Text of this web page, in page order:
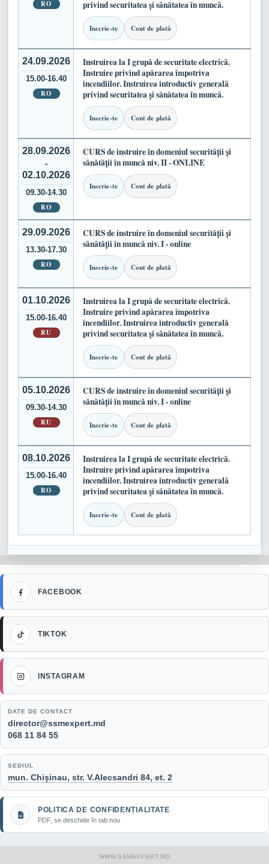
RO
privind securitatea și sănătatea în muncă.
Inscrie-te Cont de plată
24.09.2026
15.00-16.40
RO
Instruirea la I grupă de securitate electrică.
Instruire privind apărarea împotriva
incendiilor. Instruirea introductiv generală
privind securitatea și sănătatea în muncă.
Inscrie-te Cont de plată
28.09.2026
-
02.10.2026
09.30-14.30
RO
CURS de instruire în domeniul securității și
sănătății în muncă niv. II - ONLINE
Inscrie-te Cont de plată
29.09.2026
13.30-17.30
RO
CURS de instruire în domeniul securității și
sănătății în muncă niv. I - online
Inscrie-te Cont de plată
01.10.2026
15.00-16.40
RU
Instruirea la I grupă de securitate electrică.
Instruire privind apărarea împotriva
incendiilor. Instruirea introductiv generală
privind securitatea și sănătatea în muncă.
Inscrie-te Cont de plată
05.10.2026
09.30-14.30
RU
CURS de instruire în domeniul securității și
sănătății în muncă niv. I - online
Inscrie-te Cont de plată
08.10.2026
15.00-16.40
RO
Instruirea la I grupă de securitate electrică.
Instruire privind apărarea împotriva
incendiilor. Instruirea introductiv generală
privind securitatea și sănătatea în muncă.
Inscrie-te Cont de plată
FACEBOOK
Facebook
DATE DE CONTACT
Email:
director@ssmexpert.md
Telefon:
068 11 84 55
TIKTOK
TikTok
SEDIUL
mun. Chișinau, str. V.Alecsandri 84, et. 2
INSTAGRAM
Instagram
POLITICA DE CONFIDENȚIALITATE
PDF, se deschide în tab nou
WWW.SSMEXPERT.MD